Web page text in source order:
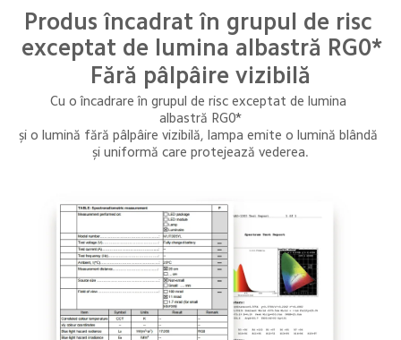
Produs încadrat în grupul de risc
exceptat de lumina albastră RG0*
Fără pâlpâire vizibilă
Cu o încadrare în grupul de risc exceptat de lumina
albastră RG0*
și o lumină fără pâlpâire vizibilă, lampa emite o lumină blândă
și uniformă care protejează vederea.